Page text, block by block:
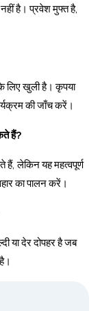
है। प्रवेश मुफ्त है,
लिए खुली है। कृपया
की जाँच करें।
हैं?
लेकिन यह महत्वपूर्ण
का पालन करें।
या देर दोपहर है जब